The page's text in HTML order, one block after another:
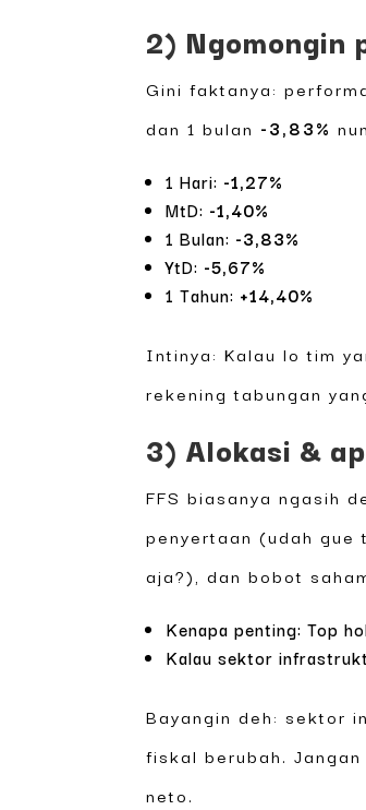
2)
Gini faktanya:
dan 1 bulan -3,83%
1 Hari: -1,27%
MtD: -1,40%
1 Bulan: -3,83%
YtD: -5,67%
1 Tahun: +14,40%
Intinya: Kalau lo tim
rekening tabungan
3) Alokasi &
FFS biasanya ngasih
penyertaan (udah
aja?), dan bobot
Kenapa penting: Top
Kalau sektor
Bayangin deh: sektor
fiskal berubah.
neto.